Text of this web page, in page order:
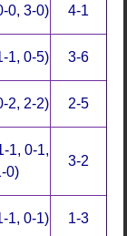
0, 3-0) 4-1
1, 0-5) 3-6
2, 2-2) 2-5
1, 0-1,
0)
3-2
1, 0-1) 1-3